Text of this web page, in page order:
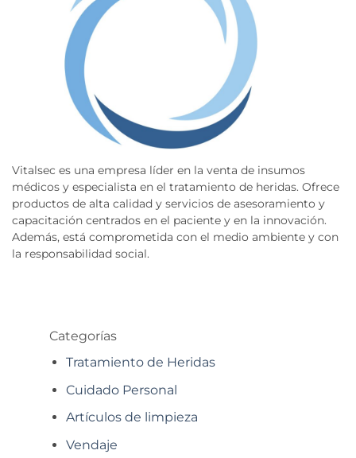
Vitalsec es una empresa líder en la venta de insumos
médicos y especialista en el tratamiento de heridas. Ofrece
productos de alta calidad y servicios de asesoramiento y
capacitación centrados en el paciente y en la innovación.
Además, está comprometida con el medio ambiente y con
la responsabilidad social.
Categorías
Tratamiento de Heridas
Cuidado Personal
Artículos de limpieza
Vendaje